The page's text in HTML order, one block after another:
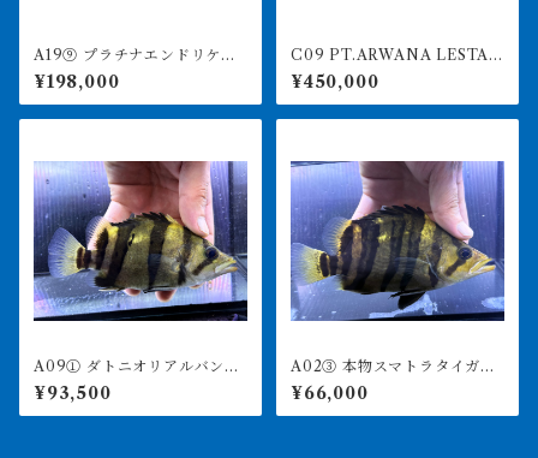
A19⑨ プラチナエンドリケリ
ー ワイルドヘッド 23㎝前
後 4月29日輸入
¥198,000
C09 PT.ARWANA LESTAR
I 最高峰紅龍 アブソリュート
レッド 17㎝前後 260-005
152 アグスファーム
¥450,000
A09① ダトニオリアルバン
ド 15㎝前後 イエロー シ
ミなし
¥93,500
A02③ 本物スマトラタイガ
ー セミショート 17.5㎝前
後 イエロー
¥66,000